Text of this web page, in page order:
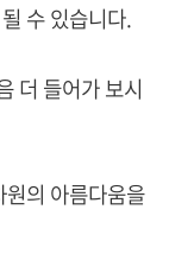
수 있습니다.
더 들어가 보시
의 아름다움을